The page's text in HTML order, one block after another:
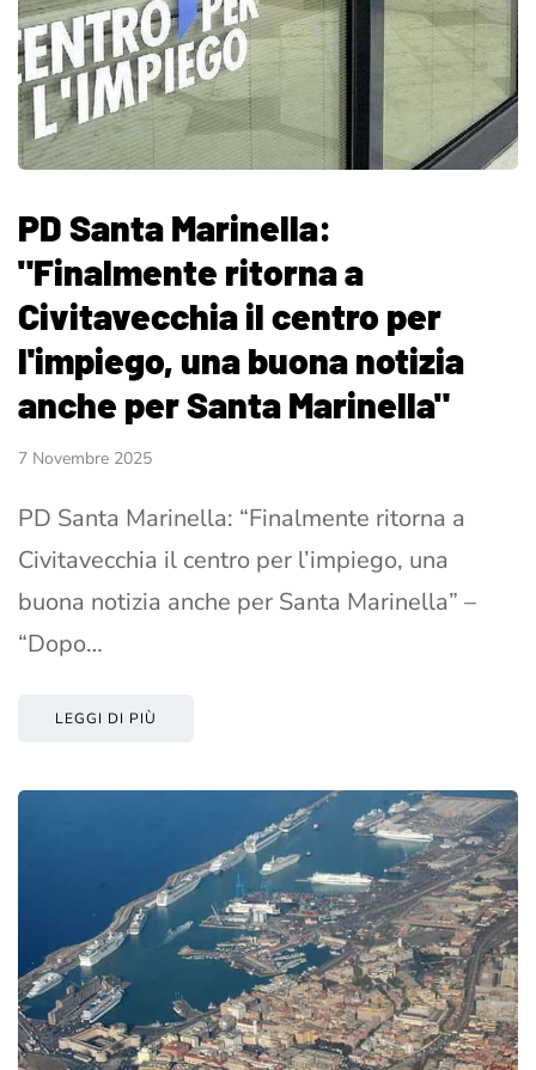
PD Santa Marinella:
"Finalmente ritorna a
Civitavecchia il centro per
l'impiego, una buona notizia
anche per Santa Marinella"
7 Novembre 2025
PD Santa Marinella: “Finalmente ritorna a
Civitavecchia il centro per l’impiego, una
buona notizia anche per Santa Marinella” –
“Dopo…
LEGGI DI PIÙ